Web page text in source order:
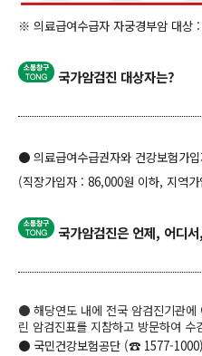
※ 의료급여수급자 자궁경부암 대상
국가암검진 대상자는?
● 의료급여수급권자와 건강보험가
(직장가입자 : 86,000원 이하, 지역
국가암검진은 언제, 어디
● 해당연도 내에 전국 암검진기관에
린 암검진표를 지참하고 방문하여 수
● 국민건강보험공단 (☎ 1577-1000)